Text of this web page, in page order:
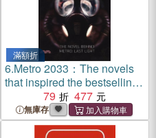
滿額折
6.Metro 2033：The novels
that inspired the bestselling
79 477
無庫存